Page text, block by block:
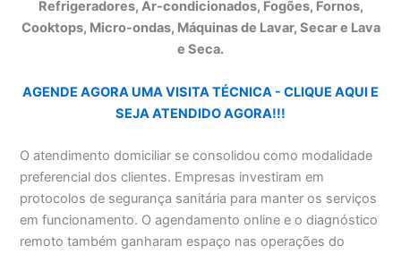
Refrigeradores, Ar-condicionados, Fogões, Fornos,
Cooktops, Micro-ondas, Máquinas de Lavar, Secar e Lava
e Seca.
AGENDE AGORA UMA VISITA TÉCNICA - CLIQUE AQUI E
SEJA ATENDIDO AGORA!!!
O atendimento domiciliar se consolidou como modalidade
preferencial dos clientes. Empresas investiram em
protocolos de segurança sanitária para manter os serviços
em funcionamento. O agendamento online e o diagnóstico
remoto também ganharam espaço nas operações do